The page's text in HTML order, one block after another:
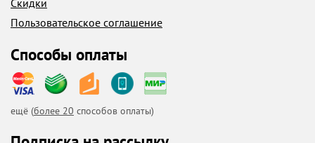
Скидки
Пользовательское соглашение
Способы оплаты
ещё (более 20 способов оплаты)